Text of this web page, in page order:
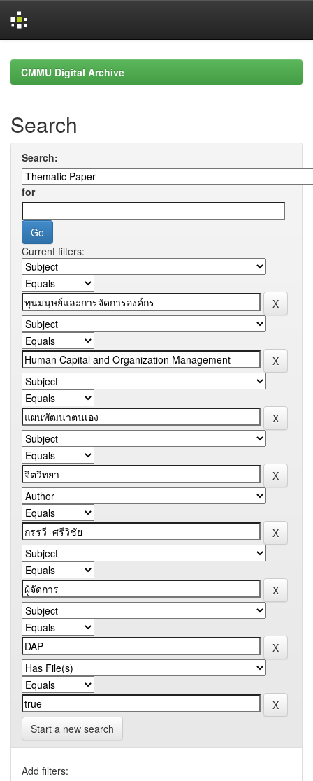
navigationCMMU Digital Archive
Search
Search:
for
Current filters:
Start a new search
Add filters: